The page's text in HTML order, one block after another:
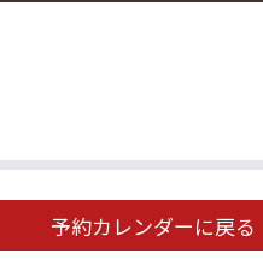
予約カレンダーに戻る